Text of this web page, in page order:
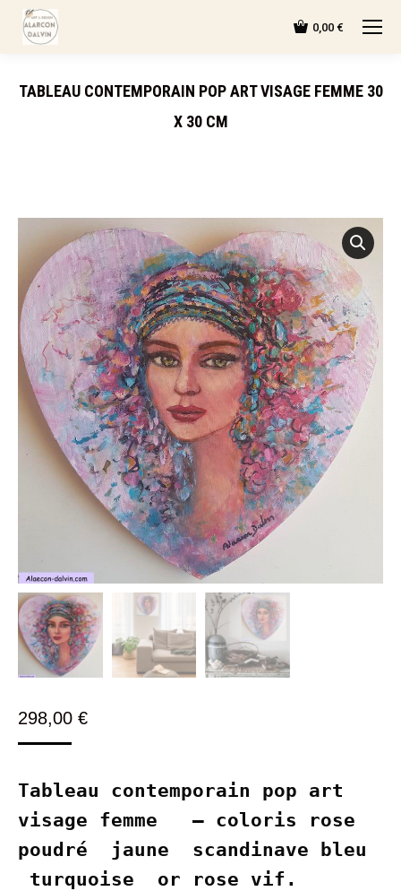
0,00 €
TABLEAU CONTEMPORAIN POP ART VISAGE FEMME 30
X 30 CM
298,00 €
Tableau contemporain pop art
visage femme – coloris rose
poudré jaune scandinave bleu
turquoise or rose vif.